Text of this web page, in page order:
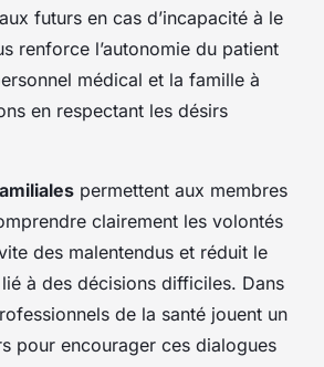
futurs en cas d’incapacité à le
renforce l’autonomie du patient
médical et la famille à
en respectant les désirs
permettent aux membres
clairement les volontés
des malentendus et réduit le
à des décisions difficiles. Dans
de la santé jouent un
pour encourager ces dialogues